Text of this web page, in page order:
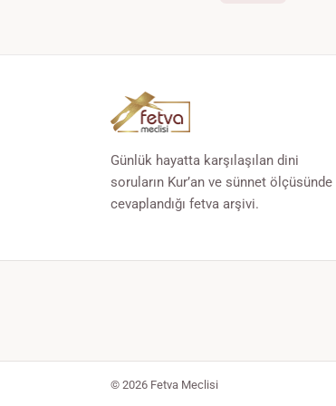
Günlük hayatta karşılaşılan dini
soruların Kur’an ve sünnet ölçüsünde
cevaplandığı fetva arşivi.
© 2026 Fetva Meclisi